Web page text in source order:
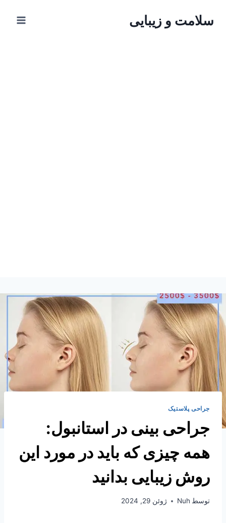
سلامت و زیبایی
جراحی پلاستیک
جراحی بینی در استانبول:
همه چیزی که باید در مورد این
روش زیبایی بدانید
توسط Nuh ژوئن 29, 2024